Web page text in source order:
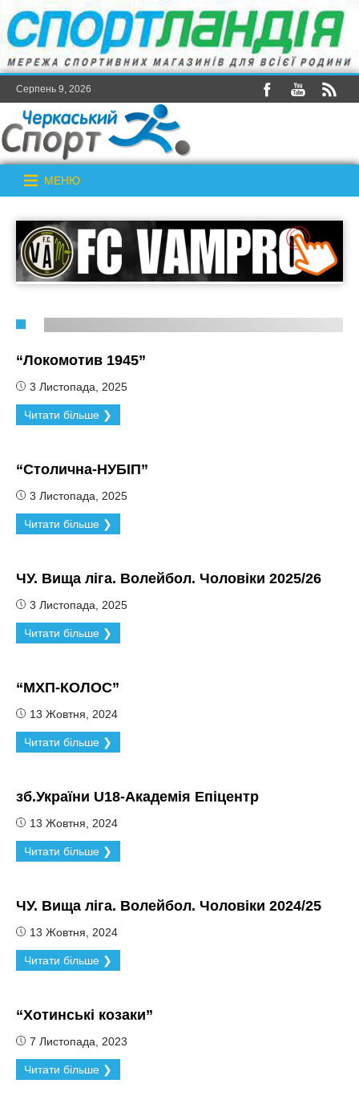
Серпень 9, 2026
МЕНЮ
“Локомотив 1945”
3 Листопада, 2025
Читати більше ❯
“Столична-НУБІП”
3 Листопада, 2025
Читати більше ❯
ЧУ. Вища ліга. Волейбол. Чоловіки 2025/26
3 Листопада, 2025
Читати більше ❯
“МХП-КОЛОС”
13 Жовтня, 2024
Читати більше ❯
зб.України U18-Академія Епіцентр
13 Жовтня, 2024
Читати більше ❯
ЧУ. Вища ліга. Волейбол. Чоловіки 2024/25
13 Жовтня, 2024
Читати більше ❯
“Хотинські козаки”
7 Листопада, 2023
Читати більше ❯